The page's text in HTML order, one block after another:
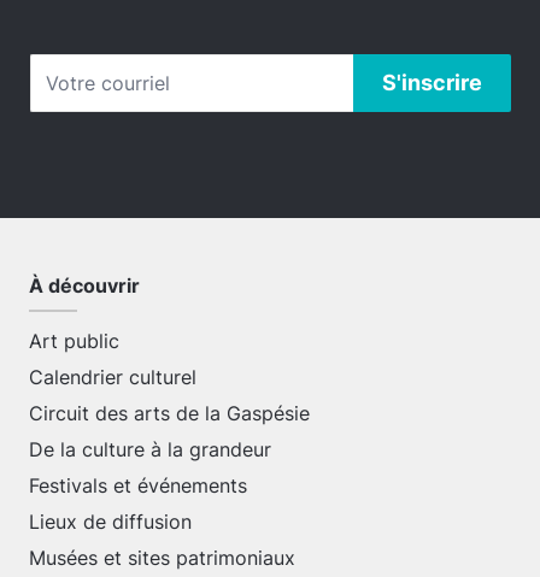
À découvrir
Art public
Calendrier culturel
Circuit des arts de la Gaspésie
De la culture à la grandeur
Festivals et événements
Lieux de diffusion
Musées et sites patrimoniaux